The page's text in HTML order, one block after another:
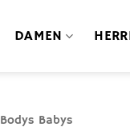
DAMEN
Bodys Babys